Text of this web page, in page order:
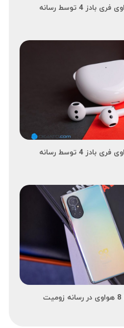
خلاصه بررسی ایربادز هواوی فری بادز 4 توسط رسانه
خلاصه بررسی ایربادز هواوی فری بادز 4 توسط رسانه